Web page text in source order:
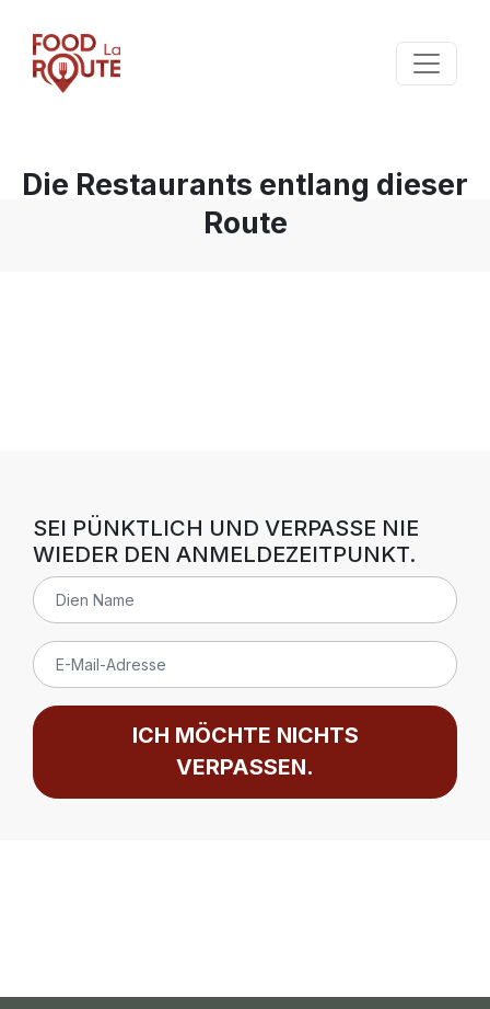
Die Restaurants entlang dieser
Route
SEI PÜNKTLICH UND VERPASSE NIE
WIEDER DEN ANMELDEZEITPUNKT.
ICH MÖCHTE NICHTS
VERPASSEN.